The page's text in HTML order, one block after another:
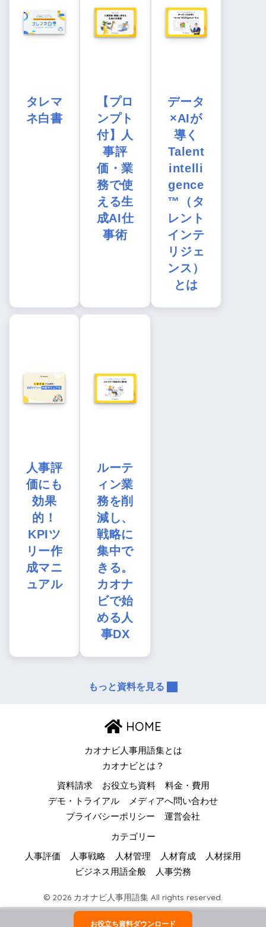
タレマ
ネ白書
【プロ
ンプト
付】人
事評
価・業
務で使
える生
成AI仕
事術
データ
×AIが
導く
Talent
intelli
gence
™（タ
レント
インテ
リジェ
ンス）
とは
人事評
価にも
効果
的！
KPIツ
リー作
成マニ
ュアル
ルーテ
ィン業
務を削
減し、
戦略に
集中で
きる。
カオナ
ビで始
める人
事DX
もっと資料を見る
HOME
カオナビ人事用語集とは
カオナビとは？
資料請求 お役立ち資料
料金・費用
デモ・トライアル
メディアへ問い合わせ
プライバシーポリシー
運営会社
カテゴリー
人事評価 人事戦略 人材管理 人材育成
人材採用
ビジネス用語全般
人事労務
© 2026 カオナビ人事用語集 All rights reserved.
お役立ち資料ダウンロード